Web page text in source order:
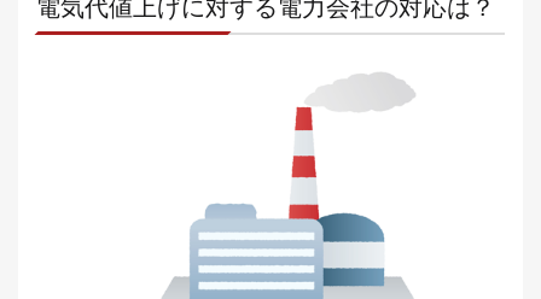
電気代値上げに対する電力会社の対応は？